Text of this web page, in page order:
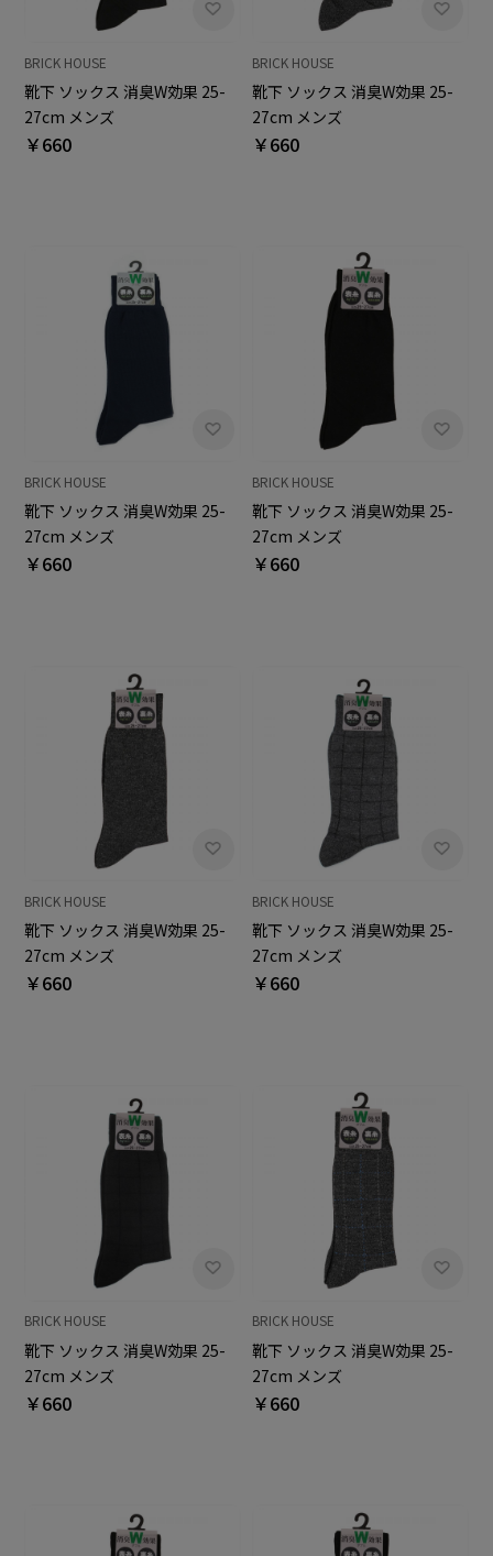
BRICK HOUSE
靴下 ソックス 消臭W効果 25-
27cm メンズ
￥660
BRICK HOUSE
靴下 ソックス 消臭W効果 25-
27cm メンズ
￥660
BRICK HOUSE
靴下 ソックス 消臭W効果 25-
27cm メンズ
￥660
BRICK HOUSE
靴下 ソックス 消臭W効果 25-
27cm メンズ
￥660
BRICK HOUSE
靴下 ソックス 消臭W効果 25-
27cm メンズ
￥660
BRICK HOUSE
靴下 ソックス 消臭W効果 25-
27cm メンズ
￥660
BRICK HOUSE
靴下 ソックス 消臭W効果 25-
27cm メンズ
￥660
BRICK HOUSE
靴下 ソックス 消臭W効果 25-
27cm メンズ
￥660